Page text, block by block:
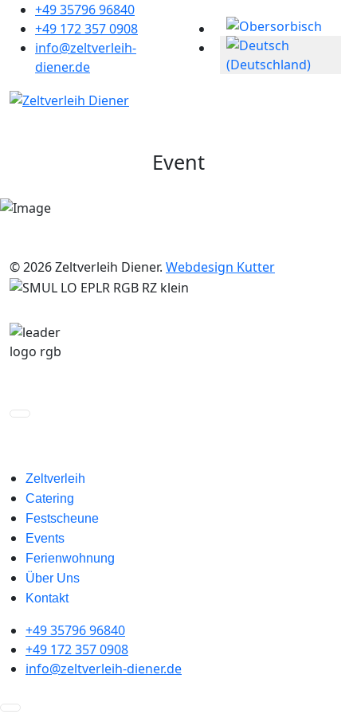
+49 35796 96840
+49 172 357 0908
info@zeltverleih-
diener.de
Sprache auswählen
Event
© 2026 Zeltverleih Diener. Webdesign Kutter
Zeltverleih
Catering
Festscheune
Events
Ferienwohnung
Über Uns
Kontakt
+49 35796 96840
+49 172 357 0908
info@zeltverleih-diener.de